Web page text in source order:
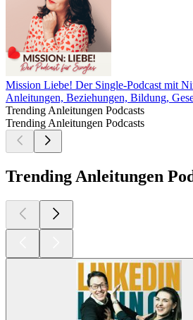
Mission Liebe! Der Single-Podcast mit
Anleitungen, Beziehungen, Bildung,
Trending Anleitungen Podcasts
Trending Anleitungen Podcasts
Trending Anleitungen